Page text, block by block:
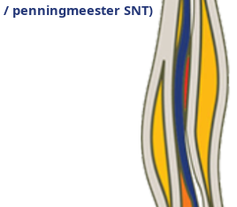
penningmeester SNT)